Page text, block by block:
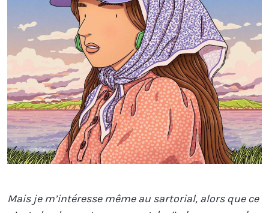
Mais je m’intéresse même au sartorial, alors que ce